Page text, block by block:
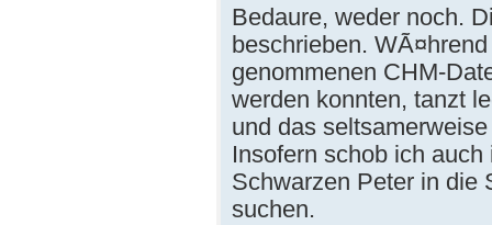
Bedaure, weder noch.
beschrieben.
genommenen CHM-
werden konnten, tanzt
und das
Insofern schob ich
Schwarzen Peter in die
suchen.